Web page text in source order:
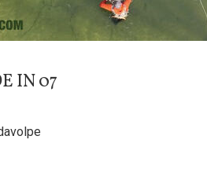
IN 07